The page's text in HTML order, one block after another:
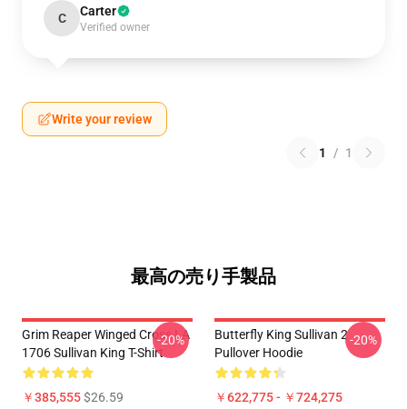
C Carter
Verified owner
Write your review
1 / 1
最高の売り手製品
Grim Reaper Winged Cross LA
1706 Sullivan King T-Shirt
￥385,555$26.59
-20%
Butterfly King Sullivan 2
Pullover Hoodie
￥622,775 - ￥724,275
-20%